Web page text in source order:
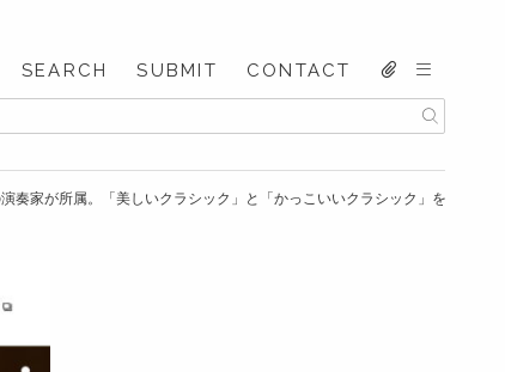
SEARCH SUBMIT CONTACT
家が所属。「美しいクラシック」と「かっこいいクラシック」を追